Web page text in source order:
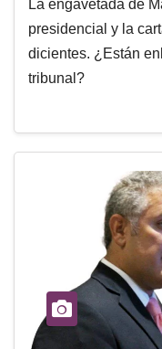
La engavetada de
presidencial y la
dicientes. ¿Están
tribunal?